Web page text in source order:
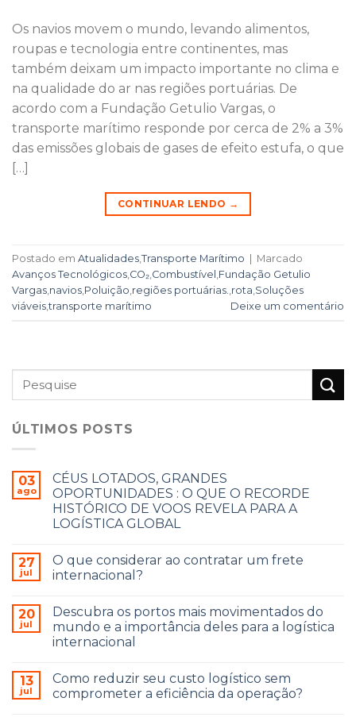
Os navios movem o mundo, levando alimentos,
roupas e tecnologia entre continentes, mas
também deixam um impacto importante no clima e
na qualidade do ar nas regiões portuárias. De
acordo com a Fundação Getulio Vargas, o
transporte marítimo responde por cerca de 2% a 3%
das emissões globais de gases de efeito estufa, o que
[…]
CONTINUAR LENDO →
Postado em Atualidades Transporte Marítimo | Marcado
Avanços Tecnológicos CO₂ Combustível Fundação Getulio
Vargas navios Poluição regiões portuárias. rota Soluções
viáveis,transporte marítimo Deixe um comentário
ÚLTIMOS POSTS
03
ago
CÉUS LOTADOS, GRANDES
OPORTUNIDADES : O QUE O RECORDE
HISTÓRICO DE VOOS REVELA PARA A
LOGÍSTICA GLOBAL
27
jul
O que considerar ao contratar um frete
internacional?
20
jul
Descubra os portos mais movimentados do
mundo e a importância deles para a logística
internacional
13
jul
Como reduzir seu custo logístico sem
comprometer a eficiência da operação?